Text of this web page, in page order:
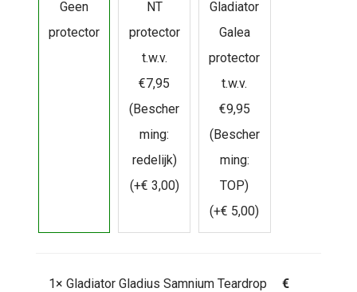
Geen
protector
NT
protector
t.w.v.
€7,95
(Bescher
ming:
redelijk)
(+€ 3,00)
Gladiator
Galea
protector
t.w.v.
€9,95
(Bescher
ming:
TOP)
(+€ 5,00)
1× Gladiator Gladius Samnium Teardrop
€